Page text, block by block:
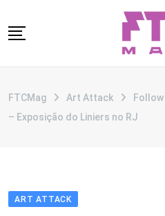
to
CATEGORIAS
FTCMag Art Attack
– Exposição do Liniers no RJ
ART ATTACK